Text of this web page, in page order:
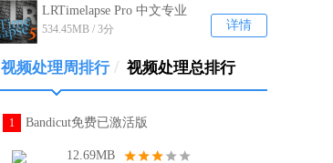
详情
LRTimelapse Pro 中文专业
版v5.4.0
534.45MB / 3分
视频处理周排行 / 视频处理总排行
1 Bandicut免费已激活版
12.69MB